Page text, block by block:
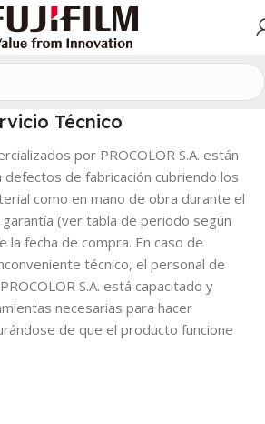
Técnico
por PROCOLOR S.A. están
de fabricación cubriendo los
como en mano de obra durante el
(ver tabla de periodo según
la fecha de compra. En caso de
técnico, el personal de
S.A. está capacitado y
necesarias para hacer
de que el producto funcione